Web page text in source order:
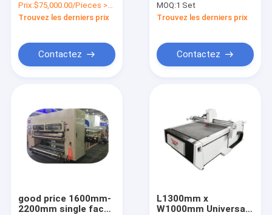
Plastic Food Box
Plastic Fruit Box Or
Prix:$75,000.00/Pieces >=1 Pieces
Trouvez les derniers prix
Contactez
Cardboard Double
Hardware Backer
MOQ:1 Set
Trouvez les derniers prix
Contactez
good price 1600mm-
2200mm single facer
L1300mm x
W1000mm Universal